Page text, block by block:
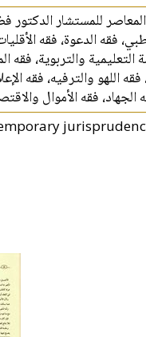
للمستشار الدكتور
فقه الدعوة، فقه
والتربوية، فقه
اللهو والترفيه، فقه
الجهاد، فقه الأموال